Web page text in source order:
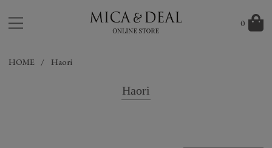
0
HOME Haori
Haori